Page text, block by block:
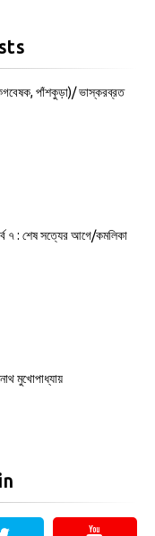
পাঁশকুড়া)/ ভাস্করব্রত
৭ : শেষ সত্যের আগে/কমলিকা
মুখোপাধ্যায়